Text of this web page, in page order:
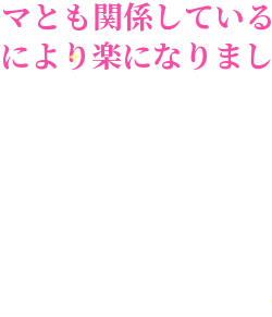
とも関係している
より楽になりまし